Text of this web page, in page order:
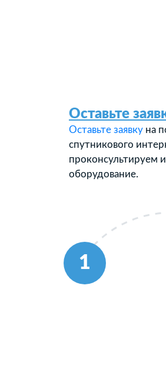
1
Оставьте
Оставьте заявку на
спутникового
проконсультируем
оборудование.